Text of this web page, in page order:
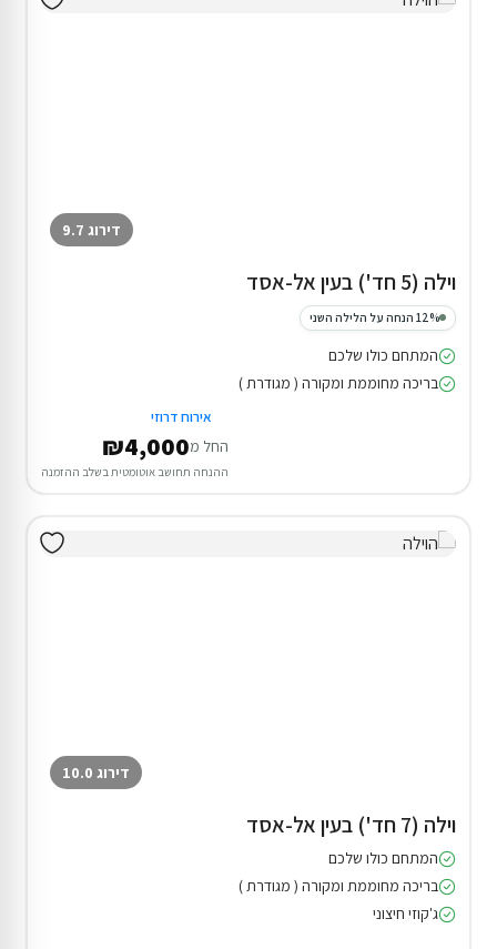
דירוג 9.7
וילה (5 חד') בעין אל-אסד
12% הנחה על הלילה השני
המתחם כולו שלכם
בריכה מחוממת ומקורה ( מגודרת )
אירוח דרוזי
החל מ₪4,000
ההנחה תחושב אוטומטית בשלב ההזמנה
דירוג 10.0
וילה (7 חד') בעין אל-אסד
המתחם כולו שלכם
בריכה מחוממת ומקורה ( מגודרת )
ג'קוזי חיצוני